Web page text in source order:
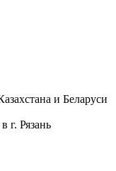
и Беларуси
г. Рязань